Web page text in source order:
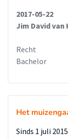
Uit deze
de werkgever
gevallen (16 van
het kritiekloos
eens verweten.
2017-05-22
Jim David
Recht
Bachelor
Het
Sinds 1 juli